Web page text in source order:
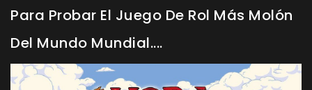
Para Probar El Juego De Rol Más Molón
Del Mundo Mundial....